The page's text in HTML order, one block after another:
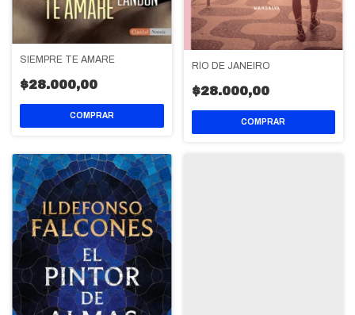
SIEMPRE TE AMARE
$28.000,00
RÍO DE JANEIRO
$28.000,00